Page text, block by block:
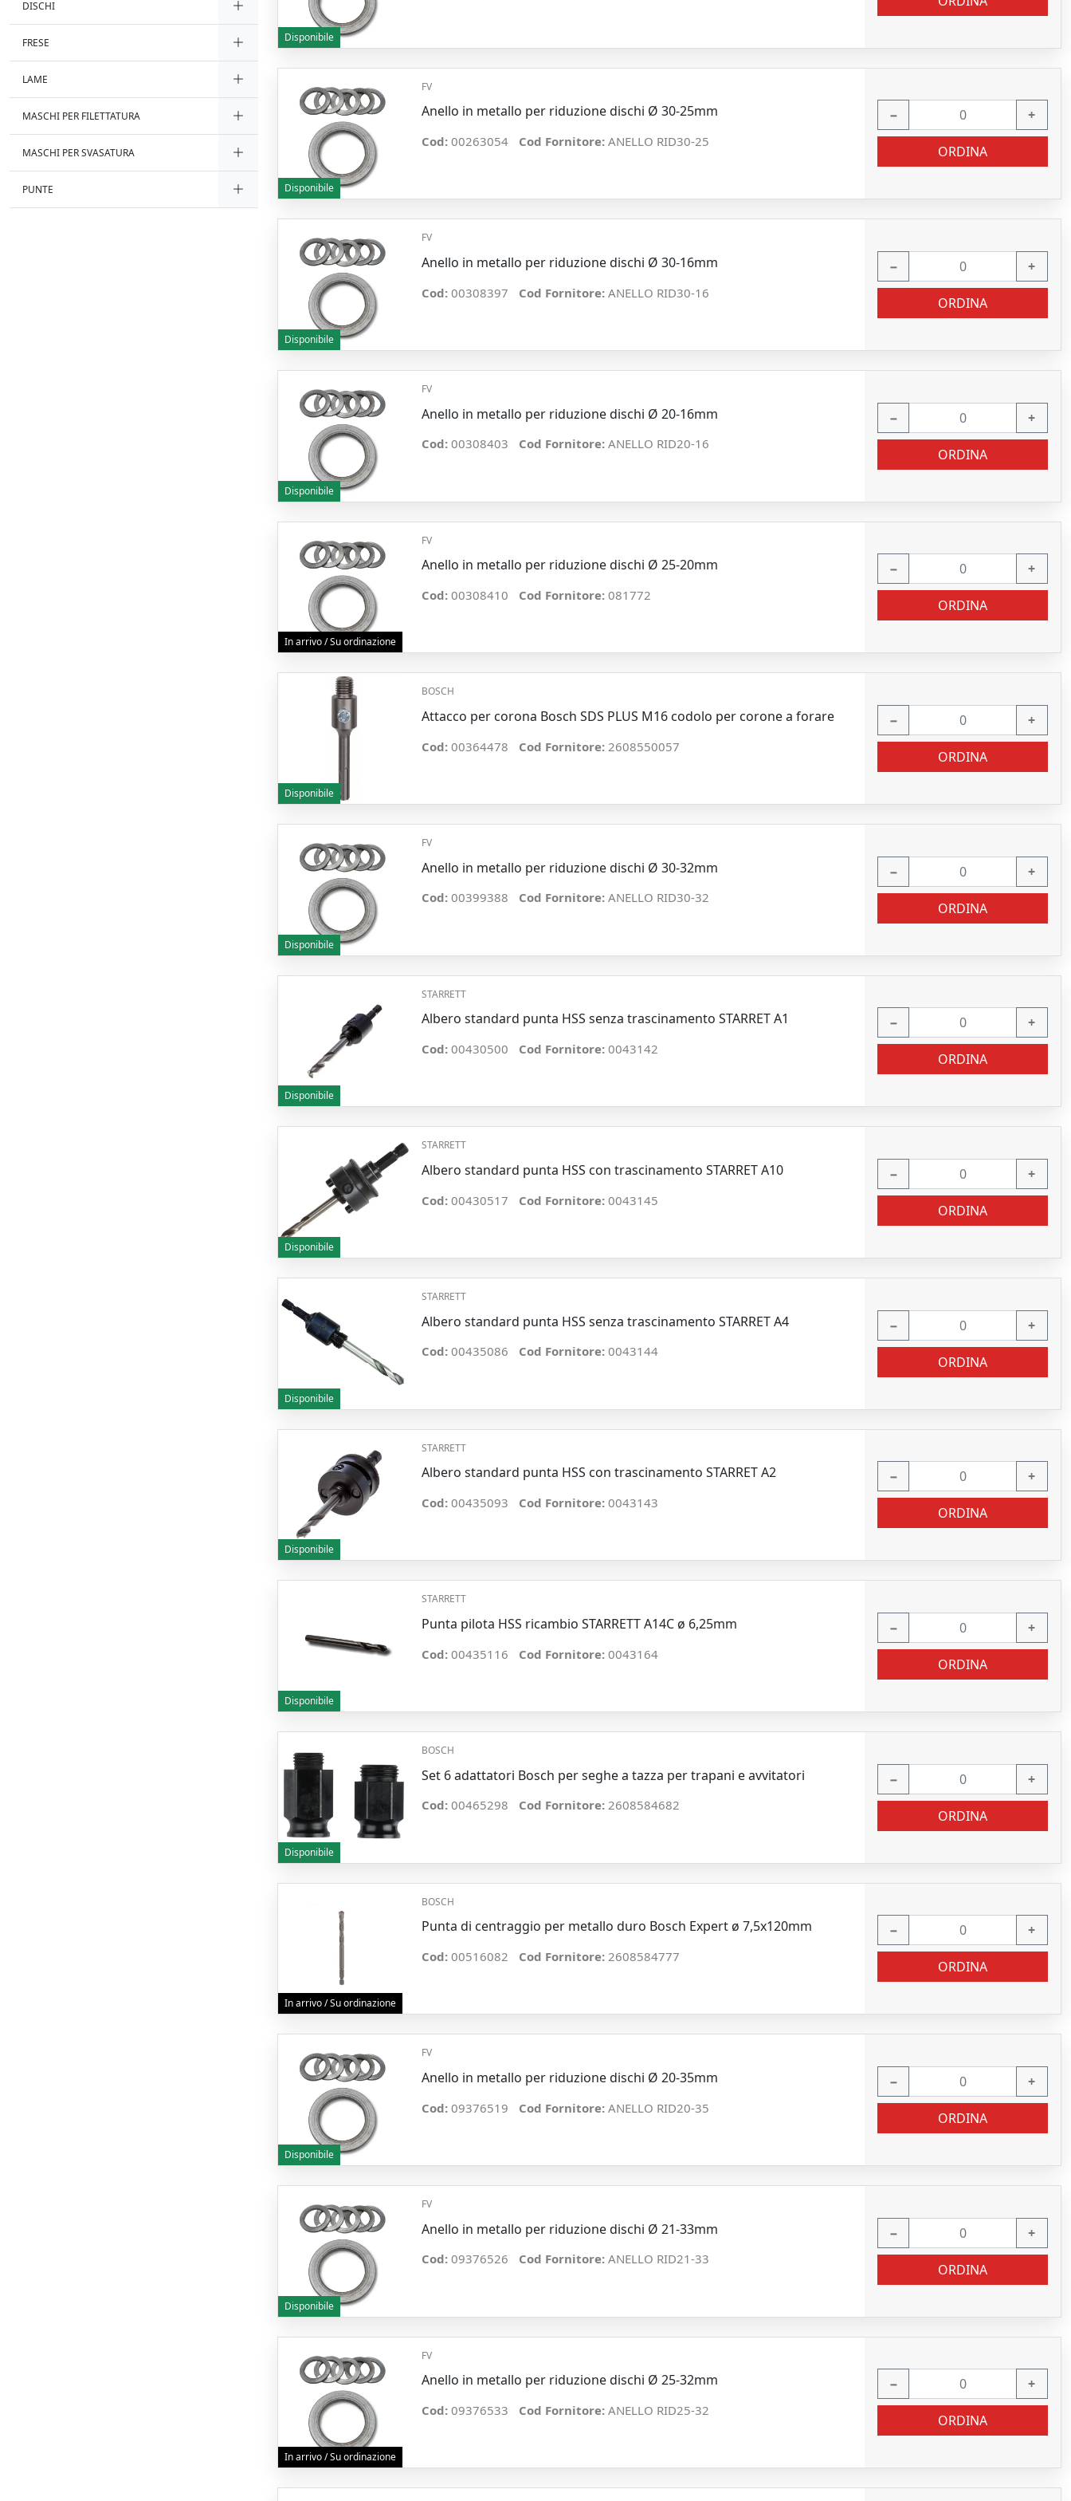
DISCHI
FRESE
LAME
MASCHI PER FILETTATURA
MASCHI PER SVASATURA
PUNTE
Disponibile
Disponibile
FV
Anello in metallo per riduzione dischi Ø 30-25mm
Cod: 00263054 Cod Fornitore: ANELLO RID30-25
− +
ORDINA
Disponibile
FV
Anello in metallo per riduzione dischi Ø 30-16mm
Cod: 00308397 Cod Fornitore: ANELLO RID30-16
− +
ORDINA
Disponibile
FV
Anello in metallo per riduzione dischi Ø 20-16mm
Cod: 00308403 Cod Fornitore: ANELLO RID20-16
− +
ORDINA
In arrivo / Su ordinazione
FV
Anello in metallo per riduzione dischi Ø 25-20mm
Cod: 00308410 Cod Fornitore: 081772
− +
ORDINA
Disponibile
BOSCH
Attacco per corona Bosch SDS PLUS M16 codolo per corone a forare
Cod: 00364478 Cod Fornitore: 2608550057
− +
ORDINA
Disponibile
FV
Anello in metallo per riduzione dischi Ø 30-32mm
Cod: 00399388 Cod Fornitore: ANELLO RID30-32
− +
ORDINA
Disponibile
STARRETT
Albero standard punta HSS senza trascinamento STARRET A1
Cod: 00430500 Cod Fornitore: 0043142
− +
ORDINA
Disponibile
STARRETT
Albero standard punta HSS con trascinamento STARRET A10
Cod: 00430517 Cod Fornitore: 0043145
− +
ORDINA
Disponibile
STARRETT
Albero standard punta HSS senza trascinamento STARRET A4
Cod: 00435086 Cod Fornitore: 0043144
− +
ORDINA
Disponibile
STARRETT
Albero standard punta HSS con trascinamento STARRET A2
Cod: 00435093 Cod Fornitore: 0043143
− +
ORDINA
Disponibile
STARRETT
Punta pilota HSS ricambio STARRETT A14C ø 6,25mm
Cod: 00435116 Cod Fornitore: 0043164
− +
ORDINA
Disponibile
BOSCH
Set 6 adattatori Bosch per seghe a tazza per trapani e avvitatori
Cod: 00465298 Cod Fornitore: 2608584682
− +
ORDINA
In arrivo / Su ordinazione
BOSCH
Punta di centraggio per metallo duro Bosch Expert ø 7,5x120mm
Cod: 00516082 Cod Fornitore: 2608584777
− +
ORDINA
Disponibile
FV
Anello in metallo per riduzione dischi Ø 20-35mm
Cod: 09376519 Cod Fornitore: ANELLO RID20-35
− +
ORDINA
Disponibile
FV
Anello in metallo per riduzione dischi Ø 21-33mm
Cod: 09376526 Cod Fornitore: ANELLO RID21-33
− +
ORDINA
In arrivo / Su ordinazione
FV
Anello in metallo per riduzione dischi Ø 25-32mm
Cod: 09376533 Cod Fornitore: ANELLO RID25-32
− +
ORDINA